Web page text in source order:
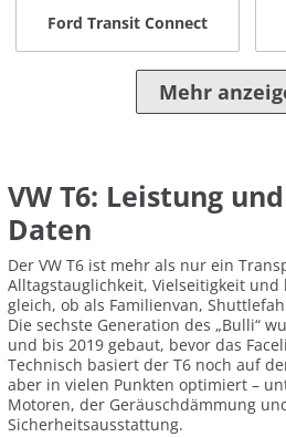
Ford Transit Connect
Mehr
VW T6: Leistung
Daten
Der VW T6 ist mehr als nur ein
Alltagstauglichkeit, Vielseitigkeit und
gleich, ob als Familienvan,
Die sechste Generation des „Bulli“
und bis 2019 gebaut, bevor das
Technisch basiert der T6 noch auf
aber in vielen Punkten optimiert –
Motoren, der Geräuschdämmung
Sicherheitsausstattung.